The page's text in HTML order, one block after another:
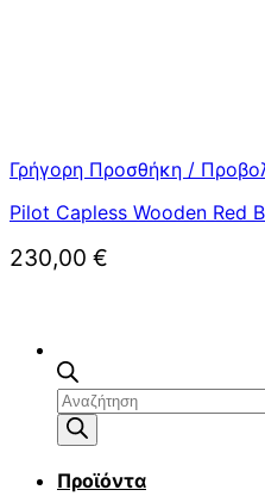
Αναζήτηση
προϊόντων
Προϊόντα
Γρήγορη Προσθήκη /
Pilot Capless Wooden Red
230,00 €